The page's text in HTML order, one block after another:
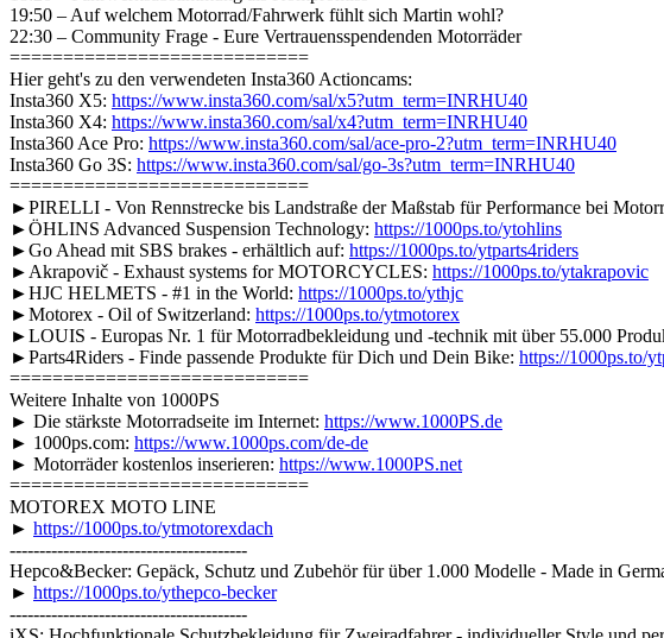
19:50 – Auf welchem Motorrad/Fahrwerk fühlt sich Martin wohl?
22:30 – Community Frage - Eure Vertrauensspendenden Motorräder
============================
Hier geht's zu den verwendeten Insta360 Actioncams:
Insta360 X5: https://www.insta360.com/sal/x5?utm_term=INRHU40
Insta360 X4: https://www.insta360.com/sal/x4?utm_term=INRHU40
Insta360 Ace Pro: https://www.insta360.com/sal/ace-pro-2?utm_term=INRHU40
Insta360 Go 3S: https://www.insta360.com/sal/go-3s?utm_term=INRHU40
============================
►PIRELLI - Von Rennstrecke bis Landstraße der Maßstab für Performance bei
►ÖHLINS Advanced Suspension Technology: https://1000ps.to/ytohlins
►Go Ahead mit SBS brakes - erhältlich auf: https://1000ps.to/ytparts4riders
►Akrapovič - Exhaust systems for MOTORCYCLES: https://1000ps.to/ytakrapovic
►HJC HELMETS - #1 in the World: https://1000ps.to/ythjc
►Motorex - Oil of Switzerland: https://1000ps.to/ytmotorex
►LOUIS - Europas Nr. 1 für Motorradbekleidung und -technik mit über 55.000
►Parts4Riders - Finde passende Produkte für Dich und Dein Bike: https://1000ps.to/
============================
Weitere Inhalte von 1000PS
► Die stärkste Motorradseite im Internet: https://www.1000PS.de
► 1000ps.com: https://www.1000ps.com/de-de
► Motorräder kostenlos inserieren: https://www.1000PS.net
============================
MOTOREX MOTO LINE
► https://1000ps.to/ytmotorexdach
----------------------------------------
Hepco&Becker: Gepäck, Schutz und Zubehör für über 1.000 Modelle - Made in
► https://1000ps.to/ythepco-becker
----------------------------------------